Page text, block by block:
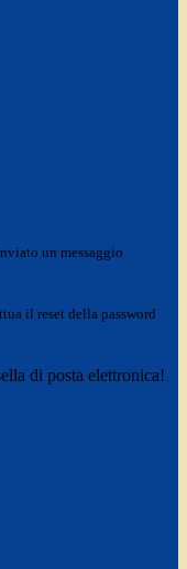
un messaggio
il reset della password
di posta elettronica!